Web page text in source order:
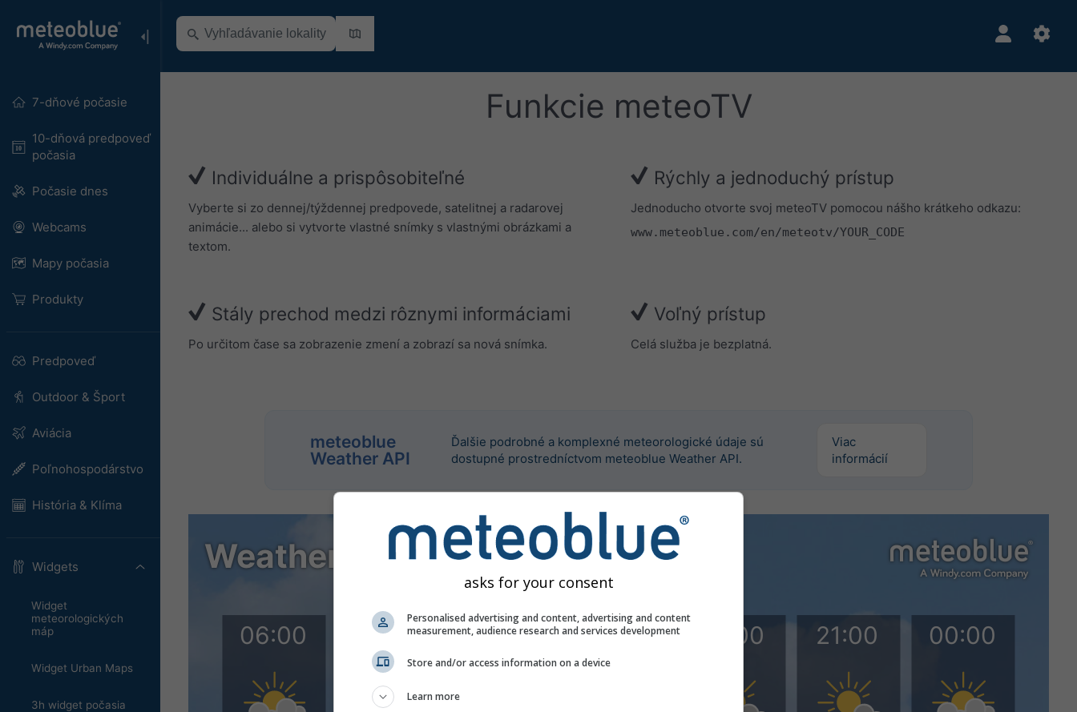
7-dňové počasie
10-dňová predpoveď
počasia
Počasie dnes
Webcams
Mapy počasia
Produkty
Predpoveď
Outdoor & Šport
Aviácia
Poľnohospodárstvo
História & Klíma
Widgets
Widget
meteorologických
máp
Widget Urban Maps
3h widget počasia
Funkcie meteoTV
Individuálne a prispôsobiteľné
Vyberte si zo dennej/týždennej predpovede, satelitnej a radarovej
animácie... alebo si vytvorte vlastné snímky s vlastnými obrázkami a
textom.
Rýchly a jednoduchý prístup
Jednoducho otvorte svoj meteoTV pomocou nášho krátkeho odkazu:
www.meteoblue.com/en/meteotv/YOUR_CODE
Stály prechod medzi rôznymi informáciami
Po určitom čase sa zobrazenie zmení a zobrazí sa nová snímka.
Voľný prístup
Celá služba je bezplatná.
meteoblue
Weather API
Ďalšie podrobné a komplexné meteorologické údaje sú
dostupné prostredníctvom meteoblue Weather API.
Viac
informácií
asks for your consent
Personalised advertising and content, advertising and content
measurement, audience research and services development
Store and/or access information on a device
Learn more